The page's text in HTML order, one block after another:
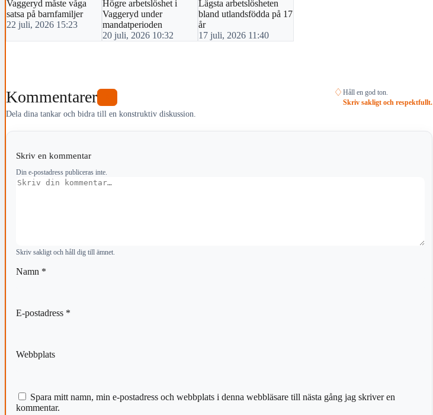
Vaggeryd måste våga
satsa på barnfamiljer
22 juli, 2026 15:23
Högre arbetslöshet i
Vaggeryd under
mandatperioden
20 juli, 2026 10:32
Lägsta arbetslösheten
bland utlandsfödda på 17
år
17 juli, 2026 11:40
Kommentarer
Dela dina tankar och bidra till en konstruktiv diskussion.
♢ Håll en god ton.
Skriv sakligt och respektfullt.
Skriv en kommentar
Din e-postadress publiceras inte.
Kommentar
Skriv sakligt och håll dig till ämnet.
Namn *
E-postadress *
Webbplats
Spara mitt namn, min e-postadress och webbplats i denna webbläsare till nästa gång jag skriver en
kommentar.